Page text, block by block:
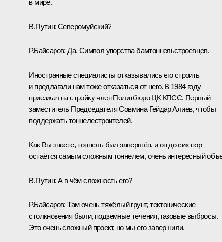
в мире.
В.Путин: Северомуйский?
Р.Байсаров:Да. Символ упорства бамтоннельстроевцев.
Иностранные специалисты отказывались его строить
и предлагали нам тоже отказаться от него. В 1984 году
приезжал на стройку член Политбюро ЦК КПСС, Первый
заместитель Председателя Совмина Гейдар Алиев, чтобы
поддержать тоннелестроителей.
Как Вы знаете, тоннель был завершён, и он до сих пор
остаётся самым сложным тоннелем, очень интересный
В.Путин: А в чём сложность его?
Р.Байсаров: Там очень тяжёлый грунт, тектонические
столкновения были, подземные течения, газовые выбросы.
Это очень сложный проект, но мы его завершили.